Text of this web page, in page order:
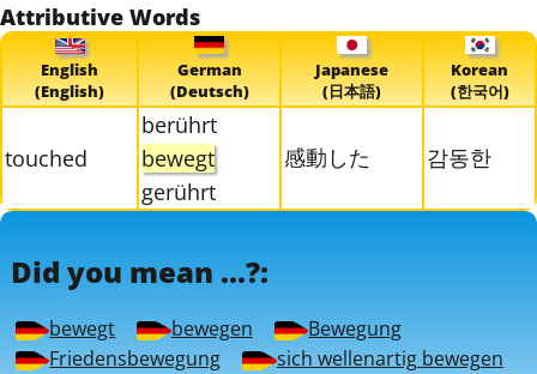
Attributive Words
English
(English)
German
(Deutsch)
Japanese
(日本語)
Korean
(한국어)
touched
berührt
bewegt
gerührt
感動した 감동한
Did you mean ...?:
bewegt bewegen
Bewegung
Friedensbewegung
sich wellenartig bewegen